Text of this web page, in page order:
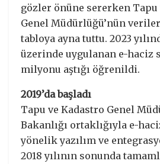
gözler önüne sererken Tapu
Genel Müdürlüğü’nün
tabloya ayna tuttu. 2023
üzerinde uygulanan e-haciz
milyonu aştığı öğrenildi.
2019’da başladı
Tapu ve Kadastro Genel
Bakanlığı ortaklığıyla e-
yönelik yazılım ve
2018 yılının sonunda